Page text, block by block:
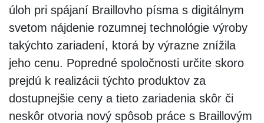
úloh pri spájaní Braillovho písma s digitálnym
svetom nájdenie rozumnej technológie výroby
takýchto zariadení, ktorá by výrazne znížila
jeho cenu. Popredné spoločnosti určite skoro
prejdú k realizácii týchto produktov za
dostupnejšie ceny a tieto zariadenia skôr či
neskôr otvoria nový spôsob práce s Braillovým